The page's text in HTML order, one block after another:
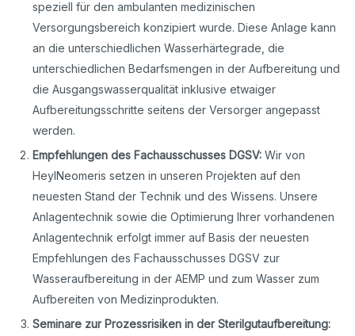
speziell für den ambulanten medizinischen
Versorgungsbereich konzipiert wurde. Diese Anlage kann
an die unterschiedlichen Wasserhärtegrade, die
unterschiedlichen Bedarfsmengen in der Aufbereitung und
die Ausgangswasserqualität inklusive etwaiger
Aufbereitungsschritte seitens der Versorger angepasst
werden.
Empfehlungen des Fachausschusses DGSV: Wir von
HeylNeomeris setzen in unseren Projekten auf den
neuesten Stand der Technik und des Wissens. Unsere
Anlagentechnik sowie die Optimierung Ihrer vorhandenen
Anlagentechnik erfolgt immer auf Basis der neuesten
Empfehlungen des Fachausschusses DGSV zur
Wasseraufbereitung in der AEMP und zum Wasser zum
Aufbereiten von Medizinprodukten.
Seminare zur Prozessrisiken in der Sterilgutaufbereitung: